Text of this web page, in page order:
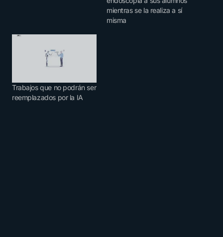
mientras se la realiza a sí
misma
Trabajos que no podrán ser
reemplazados por la IA